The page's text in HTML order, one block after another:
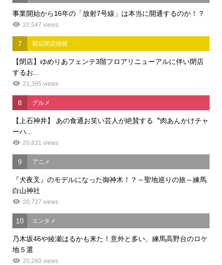
事業開始から16年の「放射7号線」は本当に開通するのか！？
22,547 views
7 開店閉店情報
【閉店】ゆめりあフェンテ3階フロアリニューアルに伴い閉店
するお...
21,395 views
8 グルメ
【上石神井】 あの食通お笑い芸人が絶賛する〝肉あんかけチャ
ーハ...
20,831 views
9 アニメ
『犬夜叉』のモデルになった御神木！？～聖地巡りの旅～練馬
白山神社
20,727 views
10 エンタメ
乃木坂46や綾瀬はるかも来た！意外と多い、練馬高野台のロケ
地５選
20,280 views